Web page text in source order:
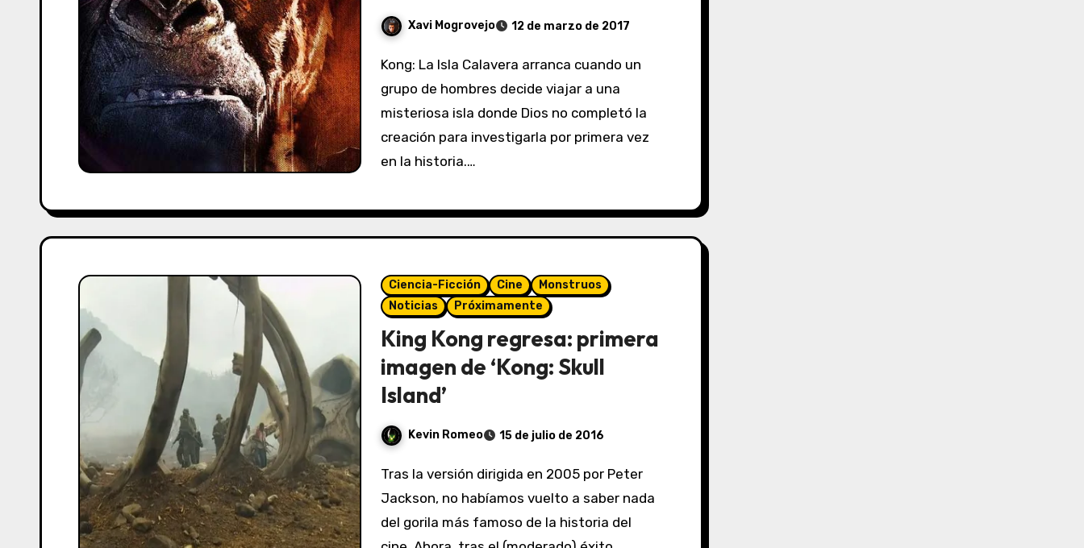
Xavi Mogrovejo 12 de marzo de 2017
Kong: La Isla Calavera arranca cuando un
grupo de hombres decide viajar a una
misteriosa isla donde Dios no completó la
creación para investigarla por primera vez
en la historia.…
Ciencia-Ficción Cine
Monstruos
Noticias
Próximamente
King Kong regresa: primera
imagen de ‘Kong: Skull
Island’
Kevin Romeo 15 de julio de 2016
Tras la versión dirigida en 2005 por Peter
Jackson, no habíamos vuelto a saber nada
del gorila más famoso de la historia del